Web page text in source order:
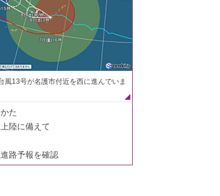
風13号が名護市付近を西に進んでいま
た
陸に備えて
路予報を確認